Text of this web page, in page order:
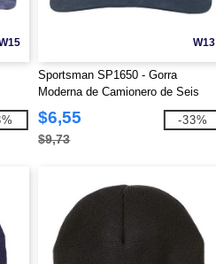
W13
Sportsman SP1650 - Gorra
Moderna de Camionero de Seis
Paneles
$6,55
$9,73
-33%